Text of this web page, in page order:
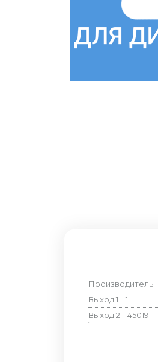
Производитель
Выход 1
1
Выход 2
45019